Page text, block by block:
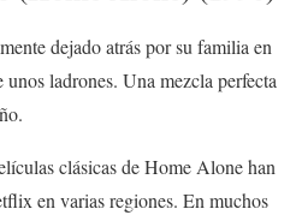
dejado atrás por su familia en
ladrones. Una mezcla perfecta
clásicas de Home Alone han
en varias regiones. En muchos